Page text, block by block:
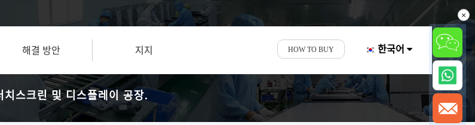
해결 방안 지지 한국어
HOW TO BUY
치스크린 및 디스플레이 공장.
×